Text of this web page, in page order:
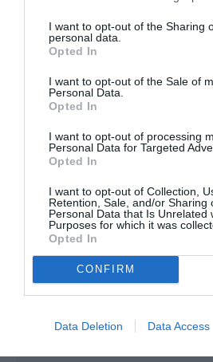
I want to opt-out of the Sharing
personal data.
Opted In
I want to opt-out of the Sale of
Personal Data.
Opted In
I want to opt-out of processing
Personal Data for Targeted
Opted In
I want to opt-out of Collection,
Retention, Sale, and/or Sharing
Personal Data that Is Unrelated
Purposes for which it was
Opted In
CONFIRM
Data Deletion Data Access
Appel aux
NOUS
DERNIERS